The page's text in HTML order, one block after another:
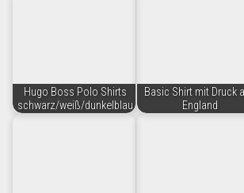
Hugo Boss Polo Shirts
schwarz/weiß/dunkelblau
Basic Shirt mit Druck
England